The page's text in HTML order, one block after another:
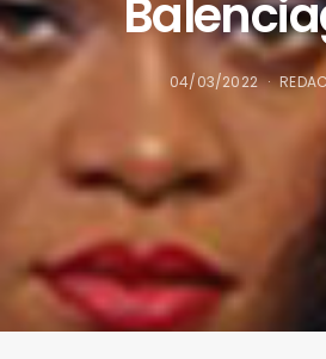
04/03/2022